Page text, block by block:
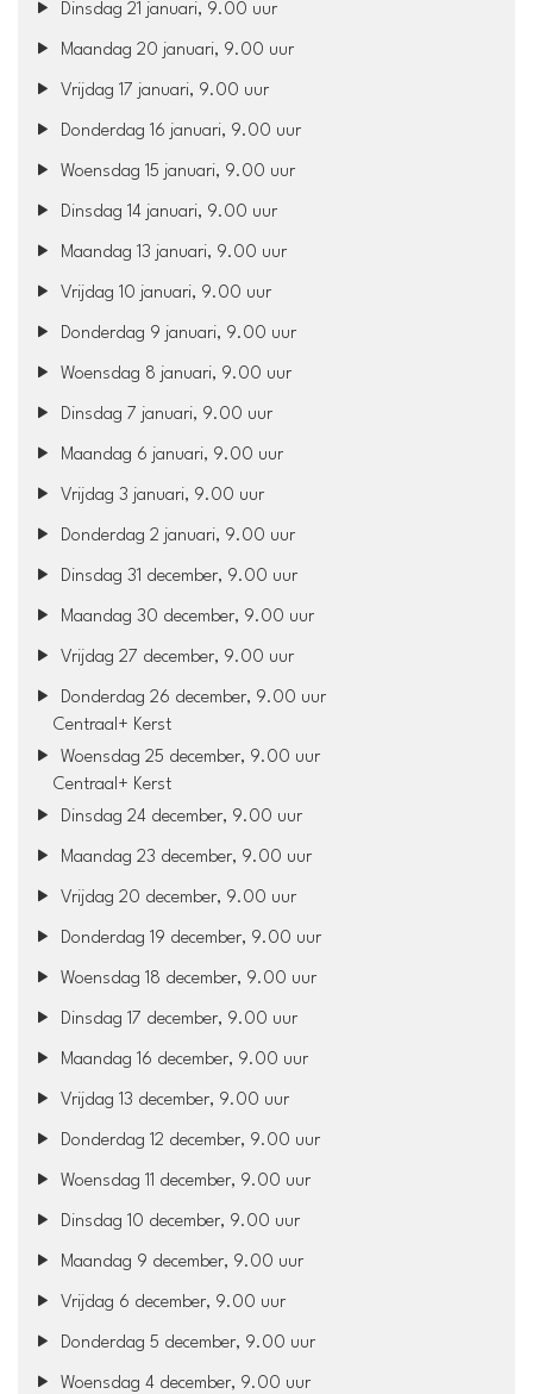
Dinsdag 21 januari, 9.00 uur
Maandag 20 januari, 9.00 uur
Vrijdag 17 januari, 9.00 uur
Donderdag 16 januari, 9.00 uur
Woensdag 15 januari, 9.00 uur
Dinsdag 14 januari, 9.00 uur
Maandag 13 januari, 9.00 uur
Vrijdag 10 januari, 9.00 uur
Donderdag 9 januari, 9.00 uur
Woensdag 8 januari, 9.00 uur
Dinsdag 7 januari, 9.00 uur
Maandag 6 januari, 9.00 uur
Vrijdag 3 januari, 9.00 uur
Donderdag 2 januari, 9.00 uur
Dinsdag 31 december, 9.00 uur
Maandag 30 december, 9.00 uur
Vrijdag 27 december, 9.00 uur
Donderdag 26 december, 9.00 uur
Centraal+ Kerst
Woensdag 25 december, 9.00 uur
Centraal+ Kerst
Dinsdag 24 december, 9.00 uur
Maandag 23 december, 9.00 uur
Vrijdag 20 december, 9.00 uur
Donderdag 19 december, 9.00 uur
Woensdag 18 december, 9.00 uur
Dinsdag 17 december, 9.00 uur
Maandag 16 december, 9.00 uur
Vrijdag 13 december, 9.00 uur
Donderdag 12 december, 9.00 uur
Woensdag 11 december, 9.00 uur
Dinsdag 10 december, 9.00 uur
Maandag 9 december, 9.00 uur
Vrijdag 6 december, 9.00 uur
Donderdag 5 december, 9.00 uur
Woensdag 4 december, 9.00 uur